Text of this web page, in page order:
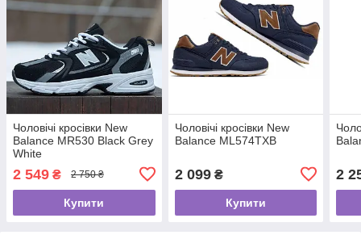
Чоловічі кросівки New
Balance MR530 Black Grey
White
2 549 ₴ 2 750 ₴
Купити
Чоловічі кросівки New
Balance ML574TXB
2 099₴
Купити
2